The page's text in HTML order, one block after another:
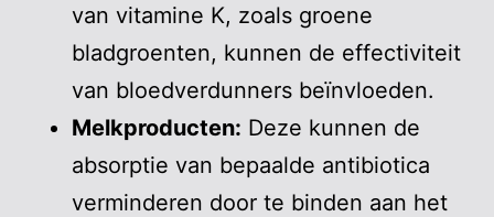
van vitamine K, zoals groene
bladgroenten, kunnen de effectiviteit
van bloedverdunners beïnvloeden.
Melkproducten: Deze kunnen de
absorptie van bepaalde antibiotica
verminderen door te binden aan het